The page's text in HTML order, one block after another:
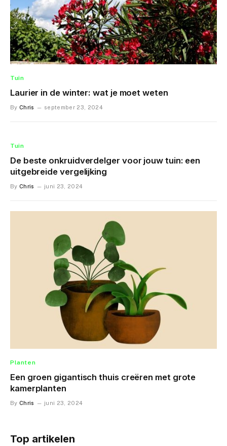
Tuin
Laurier in de winter: wat je moet weten
By Chris september 23, 2024
Tuin
De beste onkruidverdelger voor jouw tuin: een
uitgebreide vergelijking
By Chris juni 23, 2024
Planten
Een groen gigantisch thuis creëren met grote
kamerplanten
By Chris juni 23, 2024
Top artikelen